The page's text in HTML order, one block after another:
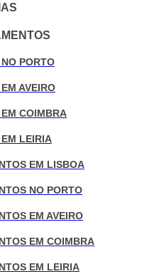
PORTO
AVEIRO
COIMBRA
LEIRIA
EM LISBOA
NO PORTO
EM AVEIRO
EM COIMBRA
EM LEIRIA